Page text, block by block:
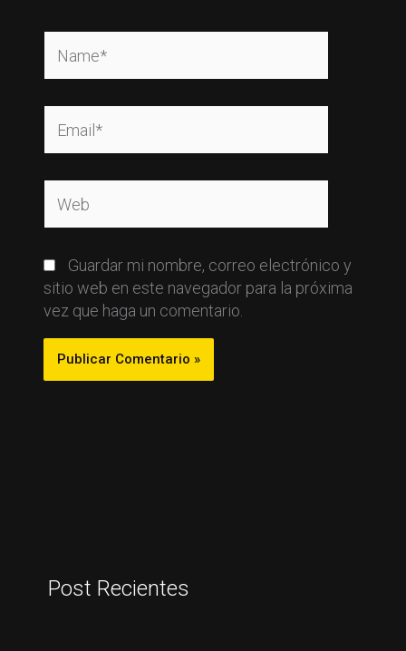
Guardar mi nombre, correo electrónico y
sitio web en este navegador para la próxima
vez que haga un comentario.
Post Recientes